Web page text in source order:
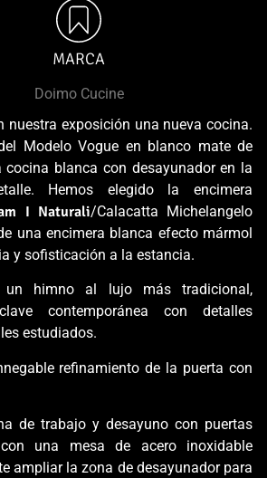
MARCA
Doimo Cucine
nuestra exposición una nueva cocina.
Modelo Vogue en blanco mate de
cocina blanca con desayunador en la
Hemos elegido la encimera
I Naturali/Calacatta Michelangelo
una encimera blanca efecto mármol
y sofisticación a la estancia.
un himno al lujo más tradicional,
contemporánea con detalles
estudiados.
refinamiento de la puerta con
de trabajo y desayuno con puertas
una mesa de acero inoxidable
ampliar la zona de desayunador para